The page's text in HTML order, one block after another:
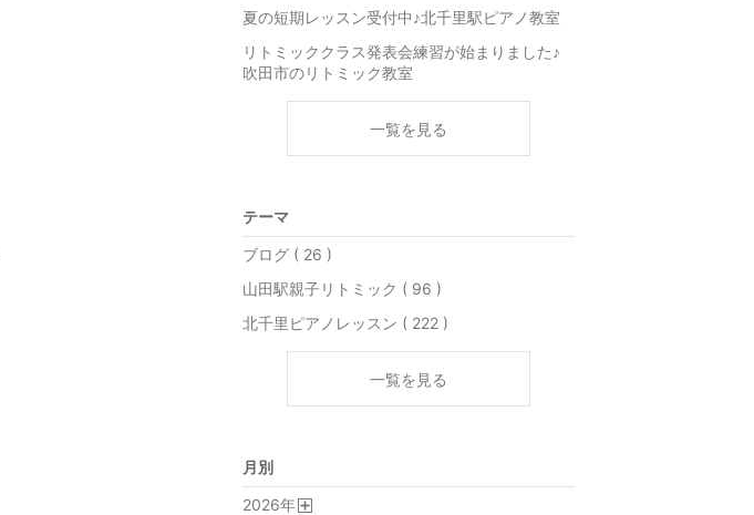
夏の短期レッスン受付中♪北千里駅ピアノ教室
リトミッククラス発表会練習が始まりました♪
吹田市のリトミック教室
一覧を見る
テーマ
ブログ ( 26 )
山田駅親子リトミック ( 96 )
北千里ピアノレッスン ( 222 )
一覧を見る
月別
2026年